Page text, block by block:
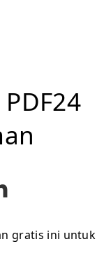
gratis ini untuk